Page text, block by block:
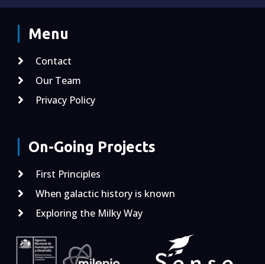
Menu
Contact
Our Team
Privacy Policy
On-Going Projects
First Principles
When galactic history is known
Exploring the Milky Way